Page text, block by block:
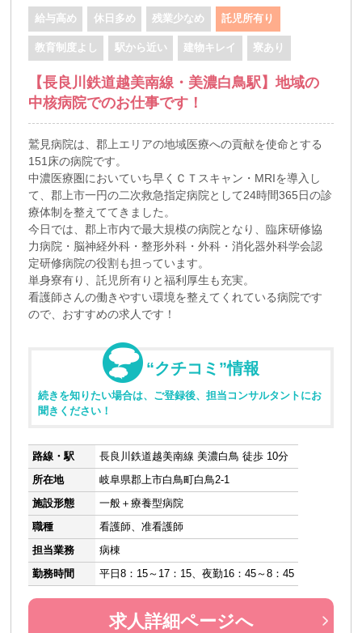
給与高め 休日多め 残業少なめ 託児所有り
教育制度よし 駅から近い 建物キレイ 寮あり
【長良川鉄道越美南線・美濃白鳥駅】地域の
中核病院でのお仕事です！
鷲見病院は、郡上エリアの地域医療への貢献を使命とする
151床の病院です。
中濃医療圏においていち早くＣＴスキャン・MRIを導入し
て、郡上市一円の二次救急指定病院として24時間365日の診
療体制を整えててきました。
今日では、郡上市内で最大規模の病院となり、臨床研修協
力病院・脳神経外科・整形外科・外科・消化器外科学会認
定研修病院の役割も担っています。
単身寮有り、託児所有りと福利厚生も充実。
看護師さんの働きやすい環境を整えてくれている病院です
ので、おすすめの求人です！
“クチコミ”情報
続きを知りたい場合は、ご登録後、担当コンサルタントにお
聞きください！
路線・駅
長良川鉄道越美南線 美濃白鳥 徒歩 10分
所在地
岐阜県郡上市白鳥町白鳥2-1
施設形態
一般＋療養型病院
職種
看護師、准看護師
担当業務
病棟
勤務時間
平日8：15～17：15、夜勤16：45～8：45
求人詳細ページへ